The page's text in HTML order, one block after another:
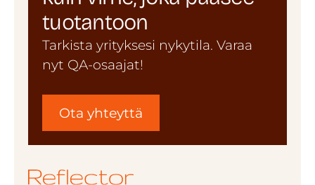
tuotantoon
Tarkista yrityksesi nykytila. Varaa
nyt QA-osaajat!
Ota yhteyttä